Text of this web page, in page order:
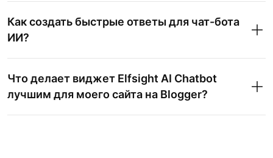
Как создать быстрые ответы для чат-бота
ИИ?
Что делает виджет Elfsight AI Chatbot
лучшим для моего сайта на Blogger?